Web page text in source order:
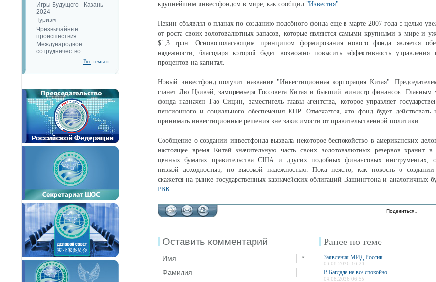
Игры Будущего - Казань
2024
Туризм
Чрезвычайные
происшествия
Международное
сотрудничество
Все темы »
крупнейшим инвестфондом в мире, как сообщил "Известия"
Пекин объявлял о планах по созданию подобного фонда еще в марте 2007 года с целью
от роста своих золотовалютных запасов, которые являются самыми крупными в мире и
$1,3 трлн. Основополагающим принципом формирования нового фонда является
надежности, благодаря которой будет возможно повысить эффективность управления
процентов на капитал.
Новый инвестфонд получит название "Инвестиционная корпорация Китая".
станет Лю Цзивэй, зампремьера Госсовета Китая и бывший министр финансов. Главным
фонда назначен Гао Сицин, заместитель главы агентства, которое управляет
пенсионного и социального обеспечения КНР. Отмечается, что фонд будет действовать
принимать инвестиционные решения вне зависимости от правительственной политики.
Сообщение о создании инвестфонда вызвала некоторое беспокойство в американских
настоящее время Китай значительную часть своих золотовалютных резервов хранит в
ценных бумагах правительства США и других подобных финансовых инструментах,
низкой доходностью, но высокой надежностью. Пока неясно, как новость о создании
скажется на рынке государственных казначейских облигаций Вашингтона и аналогичных
РБК
Поделиться…
Оставить комментарий
Имя
*
Фамилия
Ранее по теме
Заявления МИД России
06.08.2026 16:23
В Багдаде не все спокойно
04.08.2026 06:55